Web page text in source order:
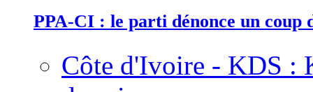
PPA-CI : le parti dénonce un coup
Côte d'Ivoire - KDS :